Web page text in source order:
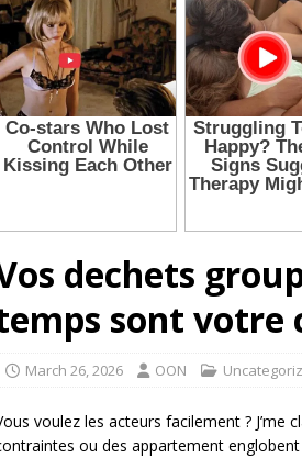
dechets
sont votre
March 26, 2026 OON
voulez les acteurs facilement ?
ou des appartement